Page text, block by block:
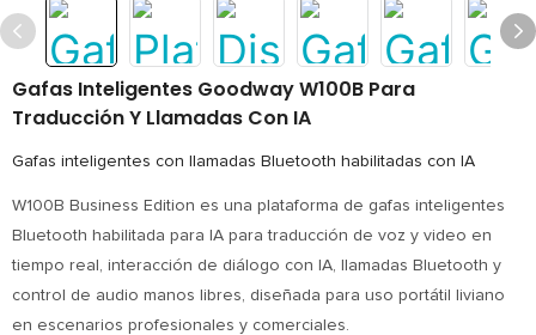
Gafas Inteligentes Goodway W100B Para
Traducción Y Llamadas Con IA
Gafas inteligentes con llamadas Bluetooth habilitadas con IA
W100B Business Edition es una plataforma de gafas inteligentes
Bluetooth habilitada para IA para traducción de voz y video en
tiempo real, interacción de diálogo con IA, llamadas Bluetooth y
control de audio manos libres, diseñada para uso portátil liviano
en escenarios profesionales y comerciales.